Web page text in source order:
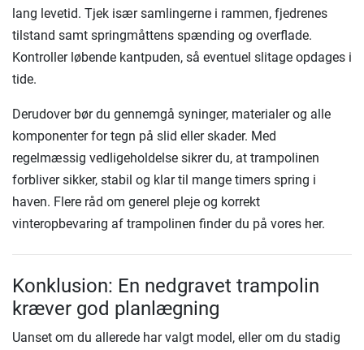
lang levetid. Tjek især samlingerne i rammen, fjedrenes
tilstand samt springmåttens spænding og overflade.
Kontroller løbende kantpuden, så eventuel slitage opdages i
tide.
Derudover bør du gennemgå syninger, materialer og alle
komponenter for tegn på slid eller skader. Med
regelmæssig vedligeholdelse sikrer du, at trampolinen
forbliver sikker, stabil og klar til mange timers spring i
haven. Flere råd om generel pleje og korrekt
vinteropbevaring af trampolinen finder du på vores her.
Konklusion: En nedgravet trampolin
kræver god planlægning
Uanset om du allerede har valgt model, eller om du stadig